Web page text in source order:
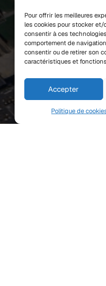
Pour offrir les meilleures
les cookies pour stocker et/
consentir à ces
comportement de
consentir ou de retirer son
caractéristiques et
Accepter
Politique de